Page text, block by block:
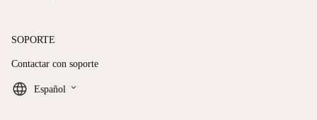
SOPORTE
Contactar con soporte
Español keyboard_arrow_down